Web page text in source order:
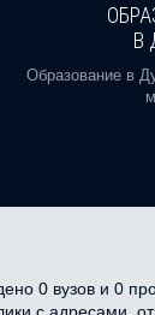
В
Образование в
0 вузов и 0
с адресами,